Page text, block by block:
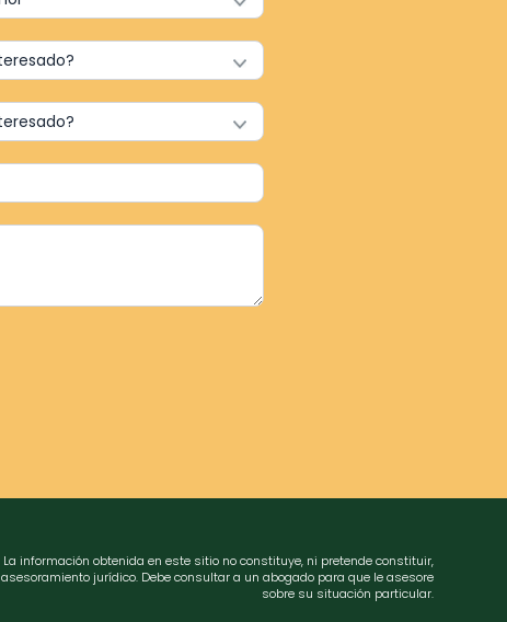
La información obtenida en este sitio no constituye, ni pretende constituir,
asesoramiento jurídico. Debe consultar a un abogado para que le asesore
sobre su situación particular.